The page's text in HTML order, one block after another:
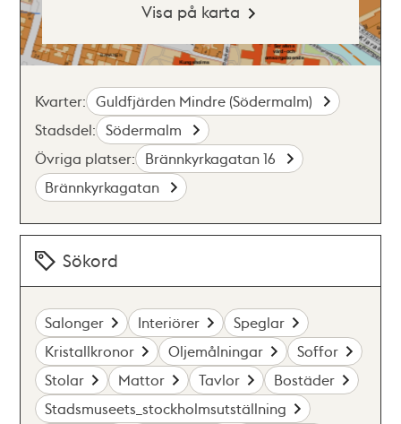
Visa på karta
Kvarter: Guldfjärden Mindre (Södermalm)
Stadsdel: Södermalm
Övriga platser: Brännkyrkagatan 16
Brännkyrkagatan
Sökord
Salonger Interiörer
Speglar
Kristallkronor
Oljemålningar
Soffor
Stolar
Mattor Tavlor
Bostäder
Stadsmuseets_stockholmsutställning